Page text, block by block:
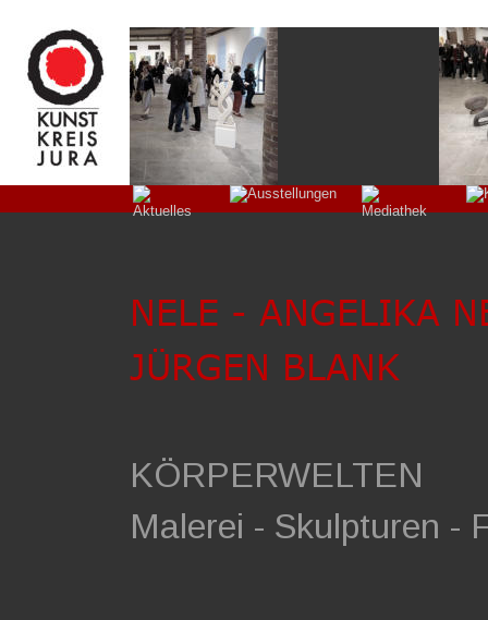
NELE - ANGELIKA
JÜRGEN BLANK
KÖRPERWELTEN
Malerei - Skulpturen -